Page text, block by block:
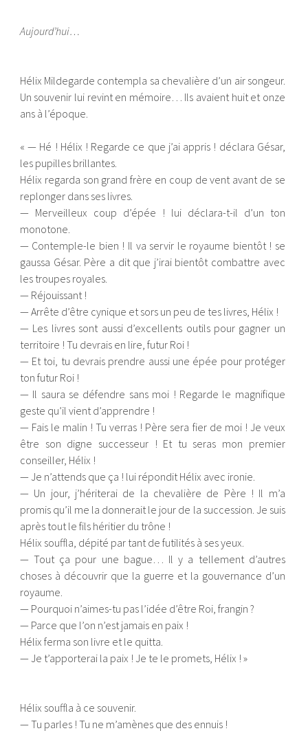
Aujourd’hui…
Hélix Mildegarde contempla sa chevalière d’un air songeur.
Un souvenir lui revint en mémoire… Ils avaient huit et onze
ans à l’époque.
« — Hé ! Hélix ! Regarde ce que j’ai appris ! déclara Gésar,
les pupilles brillantes.
Hélix regarda son grand frère en coup de vent avant de se
replonger dans ses livres.
— Merveilleux coup d’épée ! lui déclara-t-il d’un ton
monotone.
— Contemple-le bien ! Il va servir le royaume bientôt ! se
gaussa Gésar. Père a dit que j’irai bientôt combattre avec
les troupes royales.
— Réjouissant !
— Arrête d’être cynique et sors un peu de tes livres, Hélix !
— Les livres sont aussi d’excellents outils pour gagner un
territoire ! Tu devrais en lire, futur Roi !
— Et toi, tu devrais prendre aussi une épée pour protéger
ton futur Roi !
— Il saura se défendre sans moi ! Regarde le magnifique
geste qu’il vient d’apprendre !
— Fais le malin ! Tu verras ! Père sera fier de moi ! Je veux
être son digne successeur ! Et tu seras mon premier
conseiller, Hélix !
— Je n’attends que ça ! lui répondit Hélix avec ironie.
— Un jour, j’hériterai de la chevalière de Père ! Il m’a
promis qu’il me la donnerait le jour de la succession. Je suis
après tout le fils héritier du trône !
Hélix souffla, dépité par tant de futilités à ses yeux.
— Tout ça pour une bague… Il y a tellement d’autres
choses à découvrir que la guerre et la gouvernance d’un
royaume.
— Pourquoi n’aimes-tu pas l’idée d’être Roi, frangin ?
— Parce que l’on n’est jamais en paix !
Hélix ferma son livre et le quitta.
— Je t’apporterai la paix ! Je te le promets, Hélix ! »
Hélix souffla à ce souvenir.
— Tu parles ! Tu ne m’amènes que des ennuis !